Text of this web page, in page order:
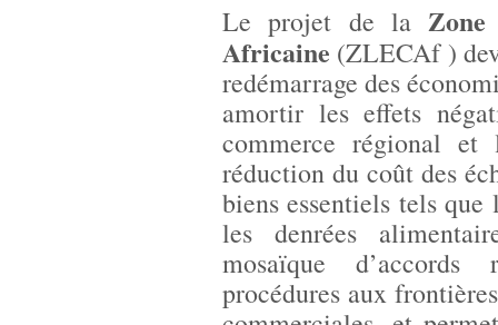
Le projet de la
Africaine (ZLECAf )
redémarrage des
amortir les effets
commerce régional
réduction du coût des
biens essentiels tels
les denrées
mosaïque
procédures aux